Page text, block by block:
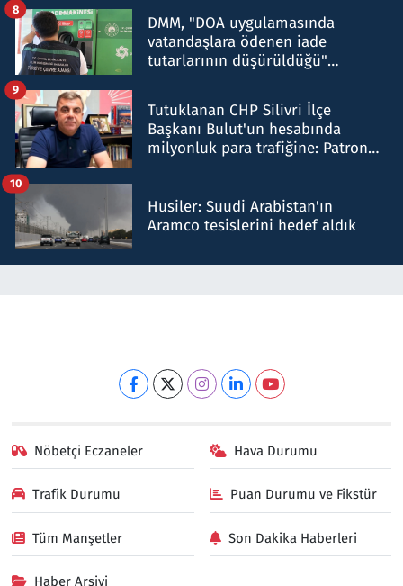
DMM, "DOA uygulamasında
vatandaşlara ödenen iade
tutarlarının düşürüldüğü"
8
Tutuklanan CHP Silivri İlçe
Başkanı Bulut'un hesabında
milyonluk para trafiğine: Patron
9
Husiler: Suudi Arabistan'ın
Aramco tesislerini hedef aldık
10
Nöbetçi Eczaneler Hava Durumu
Trafik Durumu Puan Durumu ve Fikstür
Tüm Manşetler Son Dakika Haberleri
Haber Arşivi